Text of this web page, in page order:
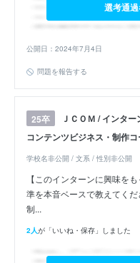
選考通
公開日：2024年7月4日
問題を報告する
25卒
ＪＣＯＭ / インタ
コンテンツビジネス・制作
学校名非公開 / 文系 / 性別非公開
【このインターンに興味を
準を本音ベースで教えてく
制...
2人が「いいね・保存」しました